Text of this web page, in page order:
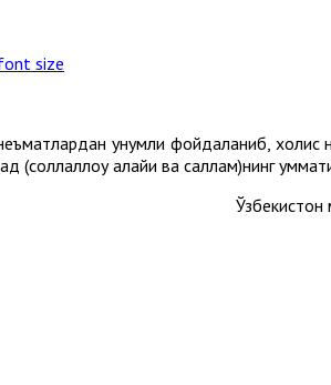
унумли фойдаланиб, холис
(соллаллоҳу алайҳи ва саллам)нинг